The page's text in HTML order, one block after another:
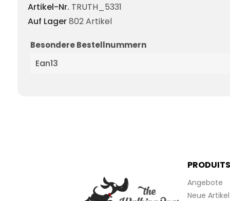
Artikel-Nr. TRUTH_5331
Auf Lager802 Artikel
Besondere Bestellnummern
Ean13
PRODUITS
Angebote
Neue Artikel